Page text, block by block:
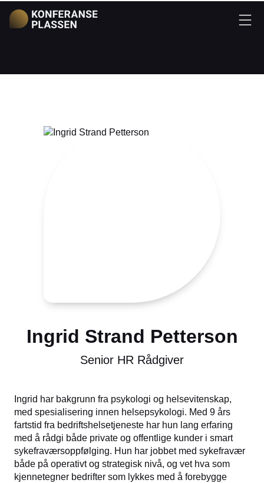
Ingrid Strand Petterson
Senior HR Rådgiver
Ingrid har bakgrunn fra psykologi og helsevitenskap,
med spesialisering innen helsepsykologi. Med 9 års
fartstid fra bedriftshelsetjeneste har hun lang erfaring
med å rådgi både private og offentlige kunder i smart
sykefraværsoppfølging. Hun har jobbet med sykefravær
både på operativt og strategisk nivå, og vet hva som
kjennetegner bedrifter som lykkes med å forebygge